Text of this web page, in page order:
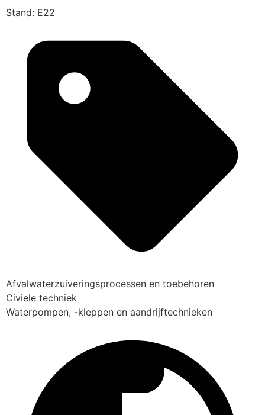
Stand: E22
Afvalwaterzuiveringsprocessen en toebehoren
Civiele techniek
Waterpompen, -kleppen en aandrijftechnieken